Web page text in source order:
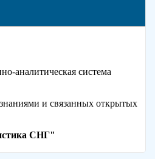
аналитическая система
и связанных открытых
СНГ"